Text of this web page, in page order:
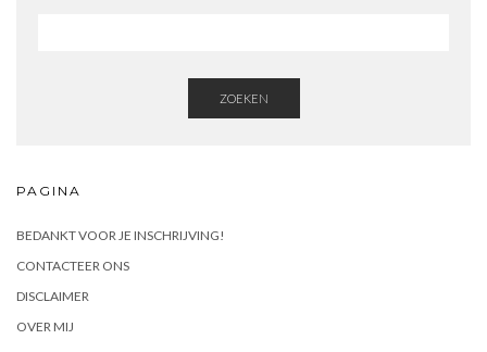
ZOEKEN
PAGINA
BEDANKT VOOR JE INSCHRIJVING!
CONTACTEER ONS
DISCLAIMER
OVER MIJ